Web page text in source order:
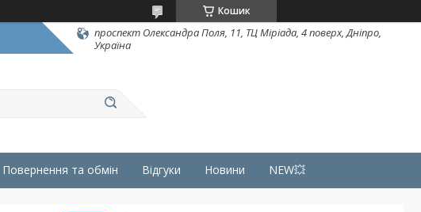
Кошик
проспект Олександра Поля, 11, ТЦ Міріада, 4 поверх, Дніпро,
Україна
Повернення та обмін Відгуки Новини NEW💥